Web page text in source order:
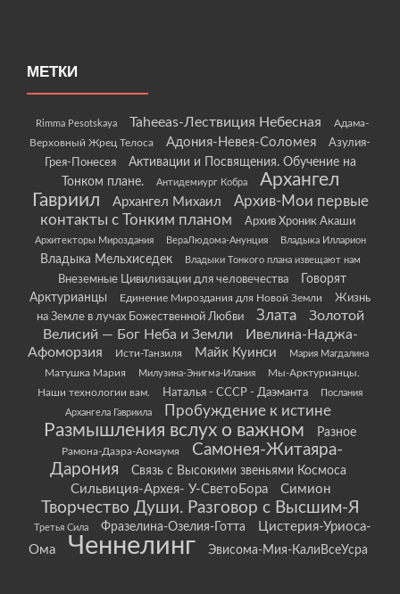
МЕТКИ
Rimma Pesotskaya Taheeas-Лествиция Небесная
Адама-
Верховный Жрец Телоса
Адония-Невея-Соломея
Азулия-
Грея-Понесея
Активации и Посвящения. Обучение на
Тонком плане.
Антидемиург Кобра
Архангел
Гавриил
Архангел Михаил
Архив-Мои первые
контакты с Тонким планом
Архив Хроник Акаши
Архитекторы Мироздания ВераЛюдома-Анунция Владыка Илларион
Владыка Мельхиседек Владыки Тонкого плана извещают нам
Внеземные Цивилизации для человечества
Говорят
Арктурианцы
Единение Мироздания для Новой Земли
Жизнь
на Земле в лучах Божественной Любви
Злата
Золотой
Велисий — Бог Неба и Земли
Ивелина-Наджа-
Афоморзия
Исти-Танзиля Майк Куинси Мария Магдалина
Матушка Мария Милузина-Энигма-Илания
Мы-Арктурианцы.
Наши технологии вам.
Наталья - СССР - Даэманта
Послания
Архангела Гавриила
Пробуждение к истине
Размышления вслух о важном Разное
Рамона-Даэра-Аомаумя
Самонея-Житаяра-
Дарония
Связь с Высокими звеньями Космоса
Сильвиция-Архея- У-СветоБора Симион
Творчество Души. Разговор с Высшим-Я
Третья Сила Фразелина-Озелия-Готта
Цистерия-Уриоса-
Ома
Ченнелинг Эвисома-Мия-КалиВсеУсра